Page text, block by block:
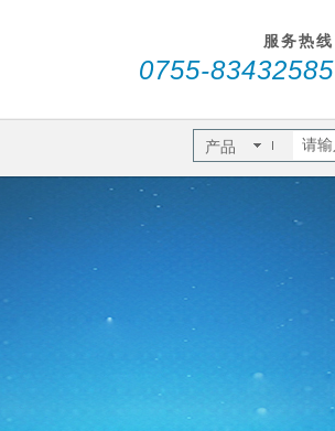
服务热线
0755-83432585
产品